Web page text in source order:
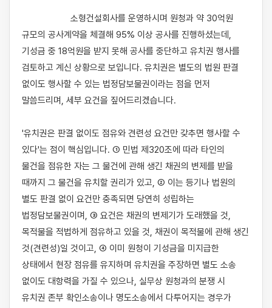
규모의 공사계약을 체결해 95% 이상 공사를 진행하셨는데,
기성금 중 18억원을 받지 못해 공사를 중단하고 유치권 행사를
검토하고 계신 상황으로 보입니다. 유치권은 별도의 법원 판결
없이도 행사할 수 있는 법정담보물권이라는 점을 먼저
말씀드리며, 세부 요건을 짚어드리겠습니다.
'유치권은 판결 없이도 점유와 견련성 요건만 갖추면 행사할 수
있다'는 점이 핵심입니다. ① 민법 제320조에 따라 타인의
물건을 점유한 자는 그 물건에 관해 생긴 채권의 변제를 받을
때까지 그 물건을 유치할 권리가 있고, ② 이는 등기나 법원의
별도 판결 없이 요건만 충족되면 당연히 성립하는
법정담보물권이며, ③ 요건은 채권의 변제기가 도래했을 것,
목적물을 적법하게 점유하고 있을 것, 채권이 목적물에 관해 생긴
것(견련성)일 것이고, ④ 이미 원청이 기성금을 미지급한
상태에서 현장 점유를 유지하며 유치권을 주장하면 별도 소송
없이도 대항력을 가질 수 있으나, 실무상 원청과의 분쟁 시
유치권 존부 확인소송이나 명도소송에서 다투어지는 경우가